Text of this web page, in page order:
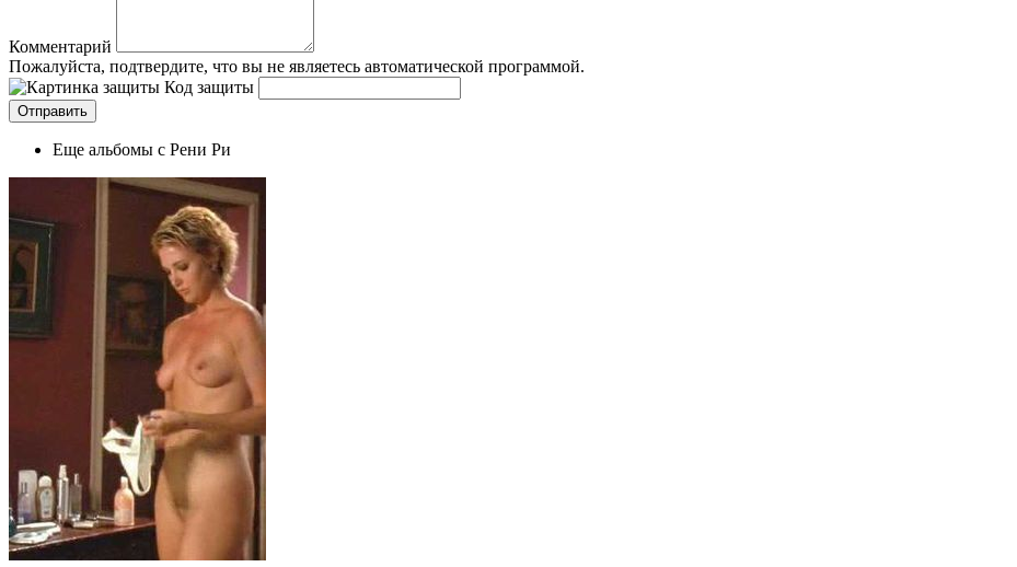
Комментарий
Пожалуйста, подтвердите, что вы не являетесь автоматической программой.
Код защиты
Еще альбомы с Рени Ри